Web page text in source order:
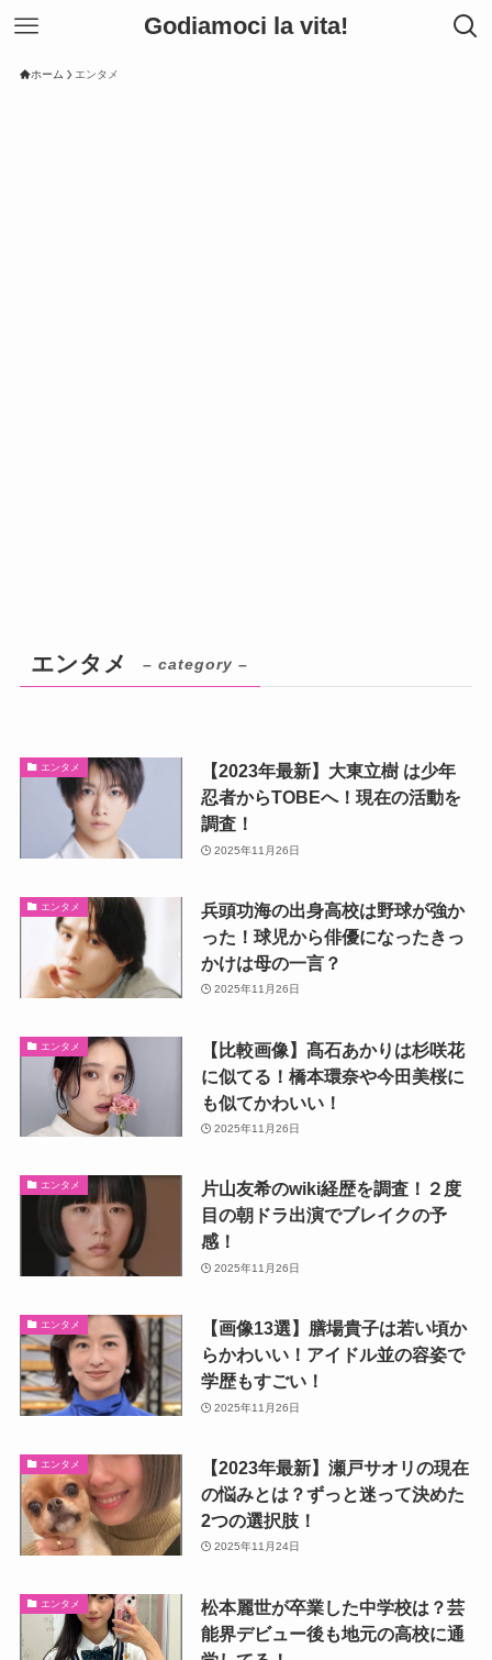
Godiamoci la vita!
ホーム エンタメ
エンタメ – category –
エンタメ
【2023年最新】大東立樹 は少年
忍者からTOBEへ！現在の活動を
調査！
2025年11月26日
エンタメ
兵頭功海の出身高校は野球が強か
った！球児から俳優になったきっ
かけは母の一言？
2025年11月26日
エンタメ
【比較画像】髙石あかりは杉咲花
に似てる！橋本環奈や今田美桜に
も似てかわいい！
2025年11月26日
エンタメ
片山友希のwiki経歴を調査！２度
目の朝ドラ出演でブレイクの予
感！
2025年11月26日
エンタメ
【画像13選】膳場貴子は若い頃か
らかわいい！アイドル並の容姿で
学歴もすごい！
2025年11月26日
エンタメ
【2023年最新】瀬戸サオリの現在
の悩みとは？ずっと迷って決めた
2つの選択肢！
2025年11月24日
エンタメ
松本麗世が卒業した中学校は？芸
能界デビュー後も地元の高校に通